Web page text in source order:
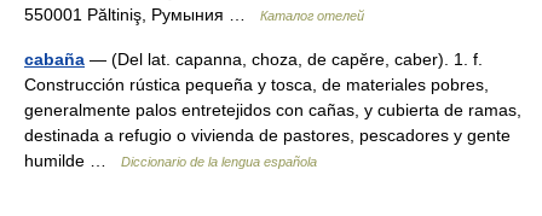
550001 Păltiniş, Румыния …
Каталог отелей
cabaña — (Del lat. capanna, choza, de capĕre, caber). 1. f.
Construcción rústica pequeña y tosca, de materiales pobres,
generalmente palos entretejidos con cañas, y cubierta de ramas,
destinada a refugio o vivienda de pastores, pescadores y gente
humilde …
Diccionario de la lengua española